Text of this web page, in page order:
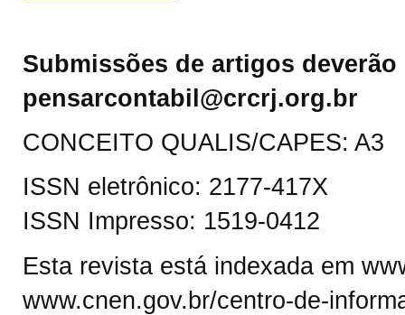
Submissões de artigos
pensarcontabil@crcrj.org.br
CONCEITO QUALIS/CAPES: A3
ISSN eletrônico: 2177-417X
ISSN Impresso: 1519-0412
Esta revista está indexada em
www.cnen.gov.br/centro-de-